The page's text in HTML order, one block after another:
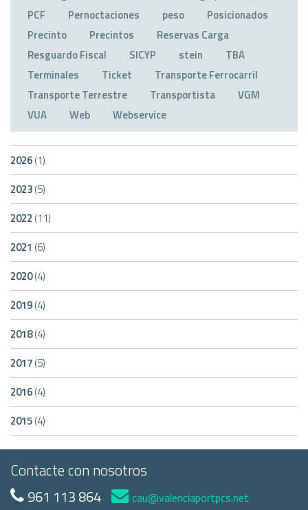
PCF
Pernoctaciones peso
Posicionados
Precinto
Precintos
Reservas Carga
Resguardo Fiscal
SICYP stein
TBA
Terminales
Ticket
Transporte Ferrocarril
Transporte Terrestre
Transportista
VGM
VUA
Web Webservice
2026(1)
2023(5)
2022 (11)
2021 (6)
2020(4)
2019(4)
2018(4)
2017(5)
2016(4)
2015(4)
Contacte con nosotros
961 113 864 cau@valenciaportpcs.net